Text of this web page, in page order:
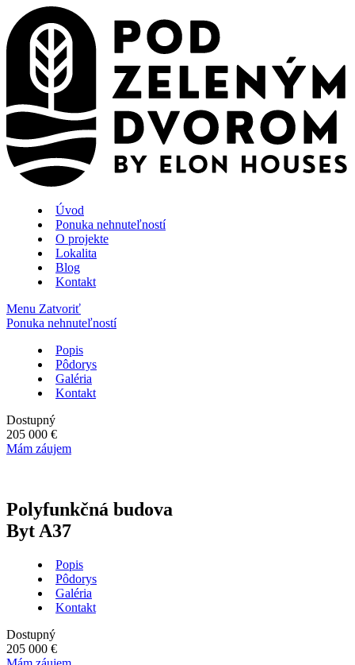
Úvod
Ponuka nehnuteľností
O projekte
Lokalita
Blog
Kontakt
Menu Zatvoriť
Ponuka nehnuteľností
Popis
Pôdorys
Galéria
Kontakt
Dostupný
205 000 €
Mám záujem
Polyfunkčná budova
Byt A37
Popis
Pôdorys
Galéria
Kontakt
Dostupný
205 000 €